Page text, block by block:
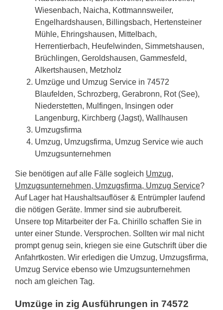
Wiesenbach, Naicha, Kottmannsweiler,
Engelhardshausen, Billingsbach, Hertensteiner
Mühle, Ehringshausen, Mittelbach,
Herrentierbach, Heufelwinden, Simmetshausen,
Brüchlingen, Geroldshausen, Gammesfeld,
Alkertshausen, Metzholz
Umzüge und Umzug Service in 74572
Blaufelden, Schrozberg, Gerabronn, Rot (See),
Niederstetten, Mulfingen, Insingen oder
Langenburg, Kirchberg (Jagst), Wallhausen
Umzugsfirma
Umzug, Umzugsfirma, Umzug Service wie auch
Umzugsunternehmen
Sie benötigen auf alle Fälle sogleich Umzug,
Umzugsunternehmen, Umzugsfirma, Umzug Service?
Auf Lager hat Haushaltsauflöser & Entrümpler laufend
die nötigen Geräte. Immer sind sie aubrufbereit.
Unsere top Mitarbeiter der Fa. Chirillo schaffen Sie in
unter einer Stunde. Versprochen. Sollten wir mal nicht
prompt genug sein, kriegen sie eine Gutschrift über die
Anfahrtkosten. Wir erledigen die Umzug, Umzugsfirma,
Umzug Service ebenso wie Umzugsunternehmen
noch am gleichen Tag.
Umzüge in zig Ausführungen in 74572